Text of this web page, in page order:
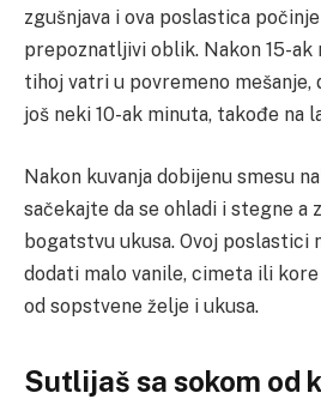
zgušnjava i ova poslastica
prepoznatljivi oblik. Nakon 15-ak
tihoj vatri u povremeno mešanje,
još neki 10-ak minuta, takođe na
Nakon kuvanja dobijenu smesu
sačekajte da se ohladi i stegne a
bogatstvu ukusa. Ovoj poslastici
dodati malo vanile, cimeta ili
od sopstvene želje i ukusa.
Sutlijaš sa sokom od